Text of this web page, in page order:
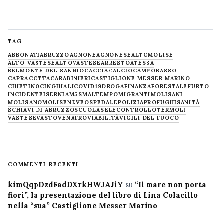
TAG
ABBONATIABRUZZOAGNONEAGNONESEALTOMOLISE
ALTO VASTESEALTOVASTESEARRESTOATESSA
BELMONTE DEL SANNIOCACCIA CALCIOCAMPOBASSO
CAPRACOTTACARABINIERICASTIGLIONE MESSER MARINO
CHIETINOCINGHIALICOVID19DROGAFINANZAFORESTALE FURTO
INCIDENTEISERNIAM5SMALTEMPOMIGRANTIMOLISANI
MOLISANOMOLISENEVE OSPEDALEPOLIZIAPROFUGHISANITÀ
SCHIAVI DI ABRUZZOSCUOLASELECONTROLLOTERMOLI
VASTESEVASTOVENAFROVIABILITÀVIGILI DEL FUOCO
COMMENTI RECENTI
kimQqpDzdFadDXrkHWJAJiY su “Il mare non porta
fiori”, la presentazione del libro di Lina Colacillo
nella “sua” Castiglione Messer Marino